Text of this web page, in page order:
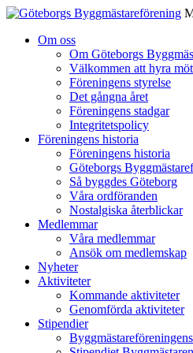
Om oss
Om Göteborgs
Välkommen att hyra
Föreningens styrelse
Det gångna året
Föreningens stadgar
Integritetspolicy
Föreningens historia
Föreningens historia
Göteborgs
Så byggdes Göteborg
Våra ordföranden
Nostalgiska återblickar
Medlemmar
Våra medlemmar
Ansök om medlemskap
Nyheter
Aktiviteter
Kommande aktiviteter
Genomförda aktiviteter
Stipendier